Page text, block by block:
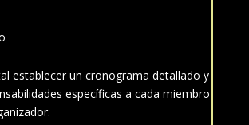
establecer un cronograma detallado y
específicas a cada miembro